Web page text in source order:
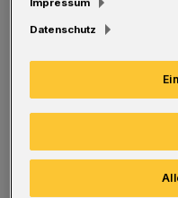
wahrhafte Schätze:
und
herrlich gesunde
Datenschutz